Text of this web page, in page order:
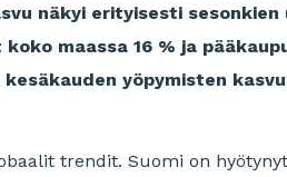
näkyi erityisesti sesonkien
maassa 16 % ja
yöpymisten
trendit. Suomi on